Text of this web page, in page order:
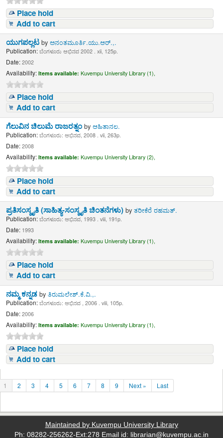
Place hold
Add to cart
ಯುಗಪಲ್ಲಟbyಅನಂತಮೂರ್ತಿ.ಯು.ಆರ್.,.
Publication: ಬೆಂಗಳೂರು ಅಭಿನವ 2002 . xii, 125p.
Date: 2002
Availability: Items available: Kuvempu University Library (1),
Place hold
Add to cart
ಗೆಲುವಿನ ಚಿಲುಮೆ ರಾಜರತ್ನಂbyಆಹಿತಾನಲ.
Publication: ಬೆಂಗಳೂರು: ಅಭಿನವ, 2008 . vii, 263p.
Date: 2008
Availability: Items available: Kuvempu University Library (2),
Place hold
Add to cart
ಪ್ರತಿಸಂಸ್ಕೃತಿ (ಸಾಹಿತ್ಯ-ಸಂಸ್ಕೃತಿ ಚಿಂತನೆಗಳು)byತರೀಕೆರೆ ರಹಮತ್.
Publication: ಬೆಂಗಳೂರು: ಅಭಿನವ, 1993 . viii, 191p.
Date: 1993
Availability: Items available: Kuvempu University Library (1),
Place hold
Add to cart
ನಮ್ಮ ಕನ್ನಡbyತಿರುಮಲೇಶ್.ಕೆ.ವಿ.,.
Publication: ಬೆಂಗಳೂರು: ಅಭಿನವ , 2006 . viii, 105p.
Date: 2006
Availability: Items available: Kuvempu University Library (1),
Place hold
Add to cart
1 2 3 4 5 6 7 8 9 Next » Last
Maintained by Kuvempu University Library
Ph: 08282-256262-Ext:278 Email id: librarian@kuvempu.ac.in